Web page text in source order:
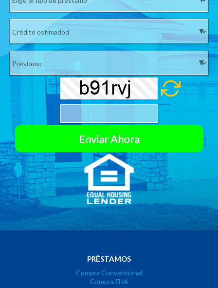
Si su número no es válido no le enviaremos su cotización
PRÉSTAMOS
Compra Conventional
Compra FHA